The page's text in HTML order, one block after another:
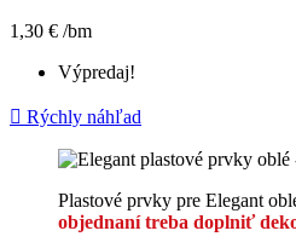
1,30 € /bm
Výpredaj!
 Rýchly náhľad
Plastové prvky pre Elegant
objednaní treba doplniť